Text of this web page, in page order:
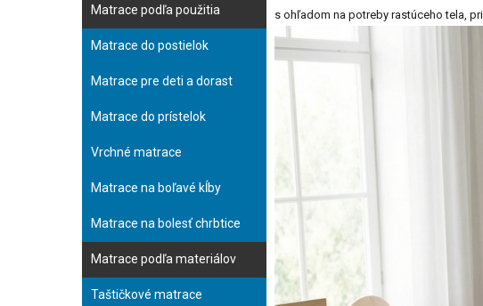
Matrace podľa použitia
Matrace do postielok
Matrace pre deti a dorast
Matrace do prístelok
Vrchné matrace
Matrace na boľavé kĺby
Matrace na bolesť chrbtice
Matrace podľa materiálov
Taštičkové matrace
s ohľadom na potreby rastúceho tela,